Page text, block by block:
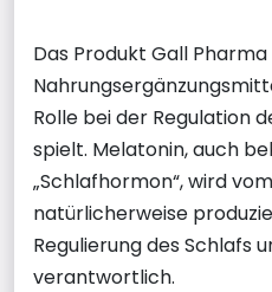
Das Produkt Gall
Rolle bei der Regulation
spielt. Melatonin, auch
„Schlafhormon“, wird
natürlicherweise
Regulierung des Schlafs
verantwortlich.